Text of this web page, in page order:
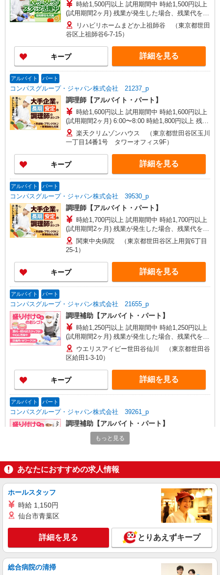
時給1,500円以上 試用期間中 時給1,500円以上
(試用期間2ヶ月) 残業が発生した場合、残業代を1
分単位で別途支給します。
リハビリホームまどか上祖師谷 （東京都世田
谷区上祖師谷6-7-15）
キープ 詳細を見る
アルバイト パート
コンパスグループ・ジャパン株式会社 21237_p
調理師【アルバイト・パート】
時給1,600円以上 試用期間中 時給1,600円以上
(試用期間2ヶ月) 6:00〜8:00 時給1,800円以上 残業
が発生した場合、残業代を1分単位で別途支給しま
す。
楽天クリムゾンハウス （東京都世田谷区玉川
一丁目14番1号 タワーオフィス9F）
キープ 詳細を見る
アルバイト パート
コンパスグループ・ジャパン株式会社 39530_p
調理師【アルバイト・パート】
時給1,700円以上 試用期間中 時給1,700円以上
(試用期間2ヶ月) 残業が発生した場合、残業代を1
分単位で別途支給します。
関東中央病院 （東京都世田谷区上用賀6丁目
25-1）
キープ 詳細を見る
アルバイト パート
コンパスグループ・ジャパン株式会社 21655_p
調理補助【アルバイト・パート】
時給1,250円以上 試用期間中 時給1,250円以上
(試用期間2ヶ月) 残業が発生した場合、残業代を1
分単位で別途支給します。
ウエリスアイビー世田谷仙川 （東京都世田谷
区給田1-3-10）
キープ 詳細を見る
アルバイト パート
コンパスグループ・ジャパン株式会社 39261_p
調理補助【アルバイト・パート】
時給1,400円以上 試用期間中 時給1,400円以上
(試用期間2ヶ月) 残業が発生した場合、残業代を1
芦花翠風邸）
詳細を見る
アルバイト パート
コンパスグループ・ジャパン株式会社 39654_p
調理師【アルバイト・パート】
時給1,700円以上 試用期間中 時給1,700円以上
(試用期間2ヶ月) 残業が発生した場合、残業代を1
三軒茶屋リハビリテーション病院 （東京都世
もっと見る
あなたにおすすめの求人情報
ホールスタッフ
時給 1,150円
仙台市青葉区
詳細を見る とりあえずキープ
総合病院の清掃